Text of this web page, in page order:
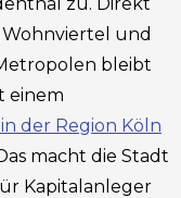
und
bleibt
einem
der Region Köln
macht die Stadt
Kapitalanleger